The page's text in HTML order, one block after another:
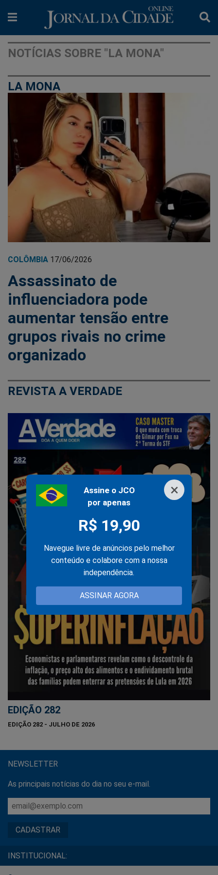
×
Assine o JCO
por apenas
R$ 19,90
Navegue livre de anúncios pelo melhor
conteúdo e colabore com a nossa
independência.
ASSINAR AGORA
NOTÍCIAS SOBRE "LA MONA"
LA MONA
COLÔMBIA 17/06/2026
Assassinato de
influenciadora pode
aumentar tensão entre
grupos rivais no crime
organizado
REVISTA A VERDADE
EDIÇÃO 282
EDIÇÃO 282 - JULHO DE 2026
NEWSLETTER
As principais notícias do dia no seu e-mail.
INSTITUCIONAL: